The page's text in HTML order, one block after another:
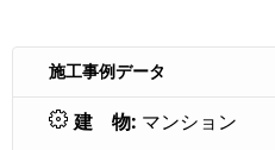
施工事例データ
建 物: マンション